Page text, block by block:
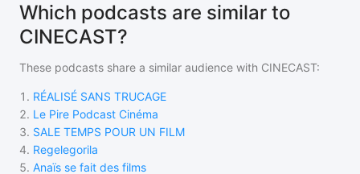
Which podcasts are similar to
CINECAST?
These podcasts share a similar audience with CINECAST:
1 . RÉALISÉ SANS TRUCAGE
2. Le Pire Podcast Cinéma
3. SALE TEMPS POUR UN FILM
4. Regelegorila
5. Anaïs se fait des films